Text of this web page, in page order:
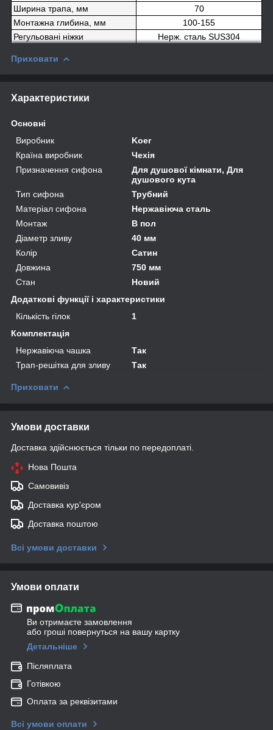
Ширина трапа, мм
70
Монтажна глибина, мм
100-155
Регульовані ніжки
Нерж. сталь SUS304
Приховати
Характеристики
Основні
Виробник
Koer
Країна виробник
Чехія
Призначення сифона
Для душової кімнати, Для
душового кута
Тип сифона
Трубний
Матеріал сифона
Нержавіюча сталь
Монтаж
В пол
Діаметр зливу
40 мм
Колір
Сатин
Довжина
750 мм
Стан
Новий
Додаткові функції і характеристики
Кількість гілок
1
Комплектація
Нержавіюча чашка
Так
Трап-решітка для зливу
Так
Приховати
Умови доставки
Доставка здійснюється тільки по передоплаті.
Нова Пошта
Самовивіз
Доставка кур'єром
Доставка поштою
Всі умови доставки
Умови оплати
Ви отримаєте замовлення
або гроші повернуться на вашу картку
Детальніше
Післяплата
Готівкою
Оплата за реквізитами
Всі умови оплати